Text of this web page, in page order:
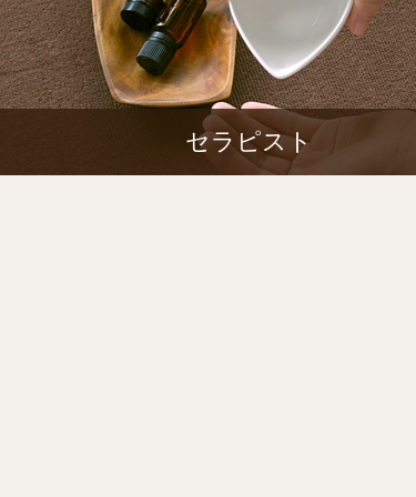
セラピスト